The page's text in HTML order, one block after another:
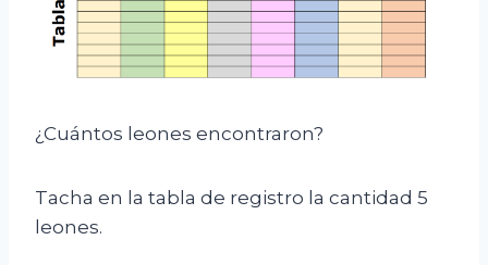
¿Cuántos leones encontraron?
Tacha en la tabla de registro la cantidad 5
leones.